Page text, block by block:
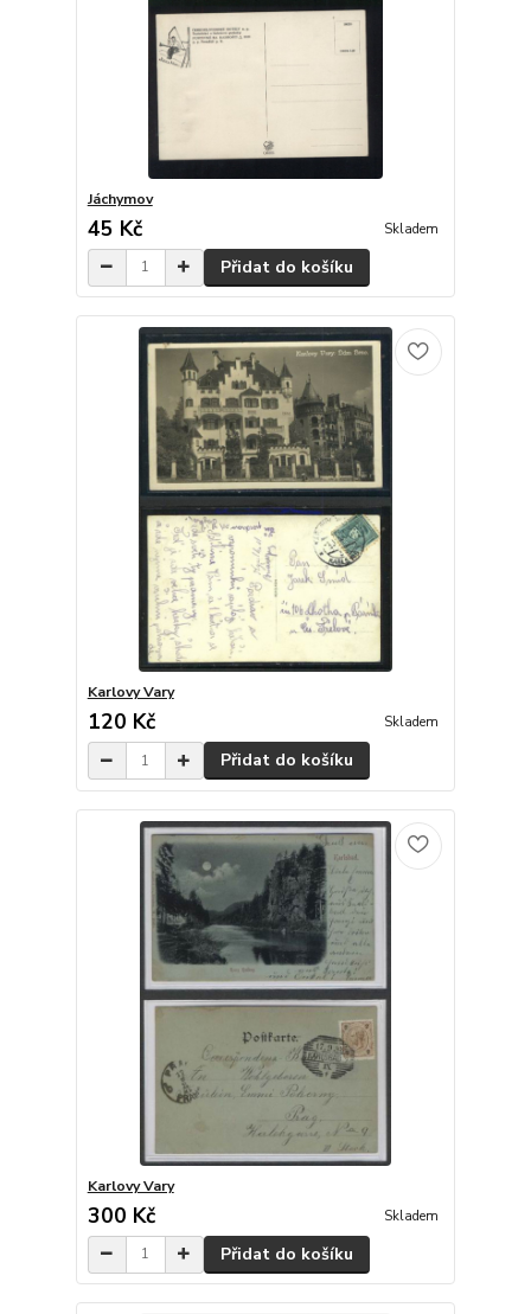
Jáchymov
45 Kč Skladem
Přidat do košíku
Karlovy Vary
120 Kč Skladem
Přidat do košíku
Karlovy Vary
300 Kč Skladem
Přidat do košíku